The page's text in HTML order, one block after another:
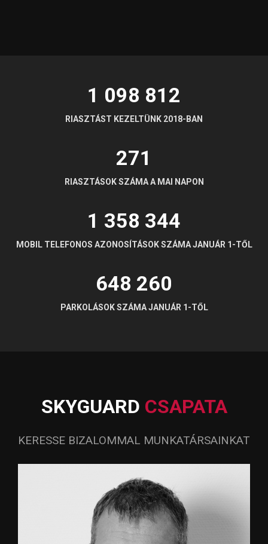
1 098 812
RIASZTÁST KEZELTÜNK 2018-BAN
271
RIASZTÁSOK SZÁMA A MAI NAPON
1 358 345
MOBIL TELEFONOS AZONOSÍTÁSOK SZÁMA JANUÁR 1-TŐL
648 261
PARKOLÁSOK SZÁMA JANUÁR 1-TŐL
SKYGUARD CSAPATA
KERESSE BIZALOMMAL MUNKATÁRSAINKAT